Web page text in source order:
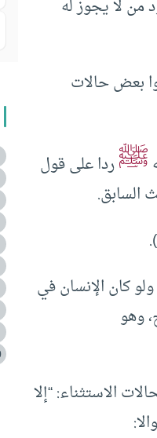
من لا يجوز له
بعض حالات
ﷺردا على قول
السابق.
كان الإنسان في
وهو
الاستثناء: “إلا